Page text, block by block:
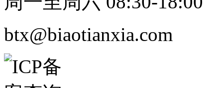
btx@biaotianxia.com